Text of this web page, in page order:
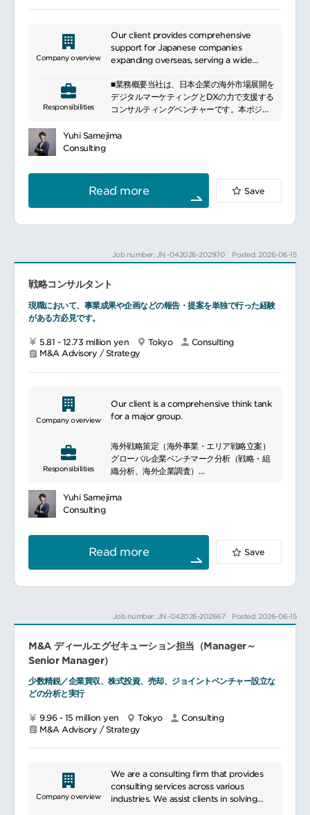
が可能です。また、製造業DXという成長市場
に特化しているため、専門性と汎用スキルの
両方を兼ね備えた人材へ成長できます。
DXコンサル”へ成長できる環境あり！
製造業DX×実装経験により市場価値が飛躍的
に向上
Company overview
Our client provides comprehensive
support for Japanese companies
expanding overseas, serving a wide
major corporations to small and medium-
sized enterprises (SMEs).
Responsibilities
■業務概要当社は、日本企業の海外市場展開を
デジタルマーケティングとDXの力で支援する
コンサルティングベンチャーです。本ポジシ
ら実行・運用までを一貫して担い、クライア
ら事業全体を推進し、次世代人材の育成や組
織体制強化にも貢献いただきます。
■業務詳細クライアントの海外進出戦略の設
計、デジタル領域での施策提案および実行支
プロジェクト全体管理（品質担保、進捗管
コンサルタントやエンジニア、ベンダー等と
経営層とのディスカッションを通じて、意思
制・業務プロセスの最適化
新規サービスの企画・立案や事業成長のため
の仕組みづくり
（SEO・広告・MA/SFA・CRM等）とDXソ
リューション
■組織構成10名規模で少数精鋭の体制。裁量
とスピード感を持って意思決定・実行が可能
です。
■業務の魅力戦略立案から運用改善まで事業全
■教育体制社外研修や書籍購入補助、資格取得
支援など自己成長を後押しする体制を整えて
います。
実現しています。
■想定されるキャリアパス事業責任者としての
Yuhi Samejima
Consulting
Read more Save
Job number: JN -042026-202970 Posted: 2026-06-15
戦略コンサルタント
現職において、事業成果や企画などの報告・提案を単独で行った経験
がある方必見です。
5.81 - 12.73 million yen Tokyo
Consulting
M&A Advisory / Strategy
Company overview
Our client is a comprehensive think tank
for a major group.
Responsibilities
海外戦略策定（海外事業・エリア戦略立案）
グローバル企業ベンチマーク分析（戦略・組
織分析、海外企業調査）
略、探索・調整）
地政学リスク対応（シナリオ策定、影響分
析）
グローバルサウス事業開発（事業環境分析、
資金スキーム検討）
Yuhi Samejima
Consulting
Read more Save
Job number: JN -042026-202667 Posted: 2026-06-15
M&A ディールエグゼキューション担当（Manager～
Senior Manager）
少数精鋭／企業買収、株式投資、売却、ジョイントベンチャー設立な
どの分析と実行
9.96 - 15 million yen Tokyo
Consulting
M&A Advisory / Strategy
Company overview
We are a consulting firm that provides
consulting services across various
industries. We assist clients in solving